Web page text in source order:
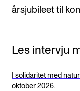
årsjubileet til
Les intervju
I solidaritet med
oktober 2026.